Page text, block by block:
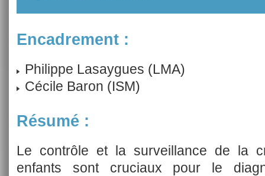
Encadrement :
Philippe Lasaygues (LMA)
Cécile Baron (ISM)
Résumé :
Le contrôle et la surveillance de la
enfants sont cruciaux pour le